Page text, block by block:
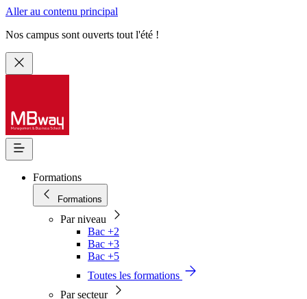
Aller au contenu principal
Nos campus sont ouverts tout l'été !
Formations
Formations
Par niveau
Bac +2
Bac +3
Bac +5
Toutes les formations
Par secteur